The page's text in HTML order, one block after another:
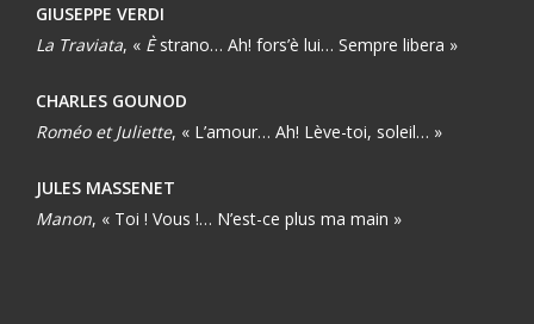
GIUSEPPE VERDI
La Traviata, « Èstrano… Ah! fors’è lui… Sempre libera »
CHARLES GOUNOD
Roméo et Juliette, « L’amour… Ah! Lève-toi, soleil… »
JULES MASSENET
Manon, « Toi ! Vous !… N’est-ce plus ma main »